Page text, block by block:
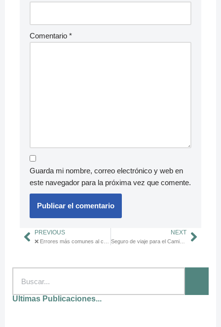
Comentario *
Guarda mi nombre, correo electrónico y web en
este navegador para la próxima vez que comente.
PREVIOUS NEXT
Seguro de viaje para el Camino de Santiago: guía completa para peregrinos
Ultimas Publicaciones...